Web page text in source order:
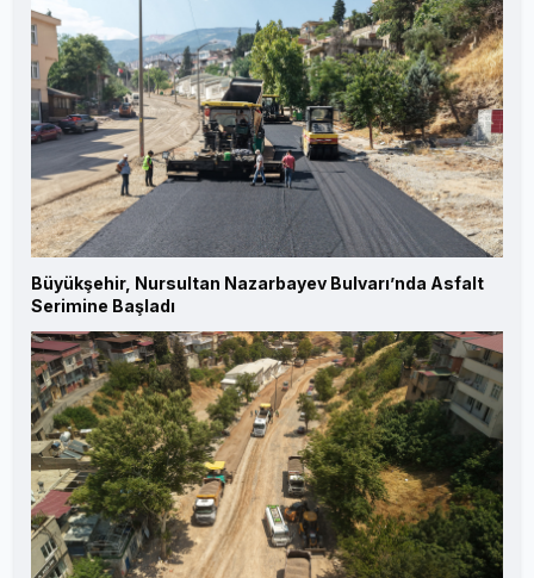
Büyükşehir, Nursultan Nazarbayev Bulvarı’nda Asfalt
Serimine Başladı